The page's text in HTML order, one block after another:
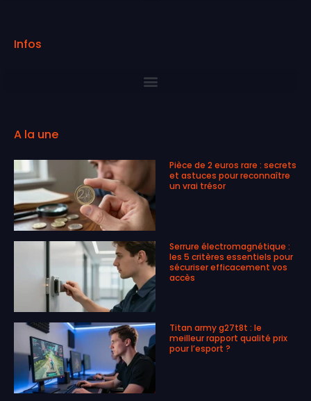
Infos
A la une
Pièce de 2 euros rare : secrets
et astuces pour reconnaître
un vrai trésor
Serrure électromagnétique :
les 5 critères essentiels pour
sécuriser efficacement vos
accès
Titan army g27t8t : le
meilleur rapport qualité prix
pour l’esport ?